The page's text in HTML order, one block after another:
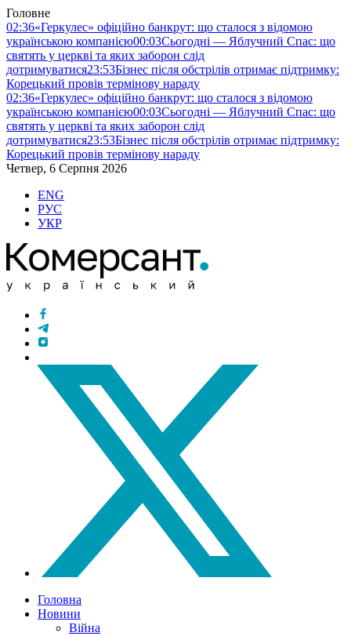
Головне
02:36«Геркулес» офіційно банкрут: що сталося з відомою
українською компанією00:03Сьогодні — Яблучний Спас: що
святять у церкві та яких заборон слід
дотримуватися23:53Бізнес після обстрілів отримає підтримку:
Корецький провів термінову нараду
02:36«Геркулес» офіційно банкрут: що сталося з відомою
українською компанією00:03Сьогодні — Яблучний Спас: що
святять у церкві та яких заборон слід
дотримуватися23:53Бізнес після обстрілів отримає підтримку:
Корецький провів термінову нараду
Четвер, 6 Серпня 2026
ENG
РУС
УКР
Головна
Новини
Війна